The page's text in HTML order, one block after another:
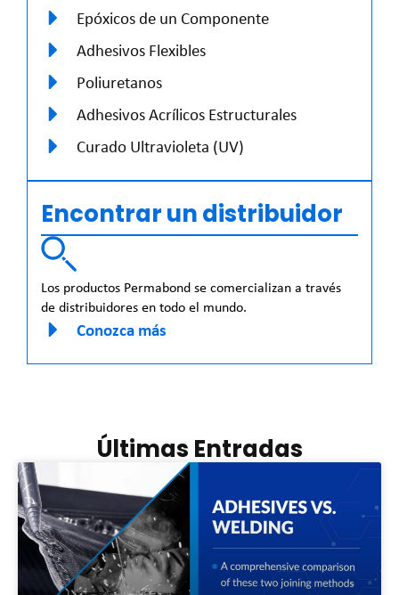
Epóxicos de un Componente
Adhesivos Flexibles
Poliuretanos
Adhesivos Acrílicos Estructurales
Curado Ultravioleta (UV)
Encontrar un distribuidor
Los productos Permabond se comercializan a través
de distribuidores en todo el mundo.
Conozca más
Últimas Entradas